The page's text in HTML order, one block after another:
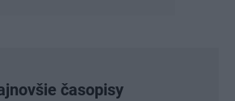
časopisy